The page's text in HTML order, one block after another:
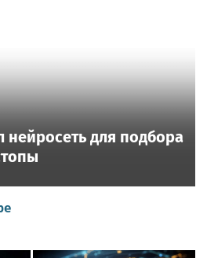
нейросеть для подбора